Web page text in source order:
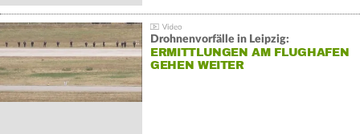
Drohnenvorfälle in Leipzig:
ERMITTLUNGEN AM FLUGHAFEN
GEHEN WEITER